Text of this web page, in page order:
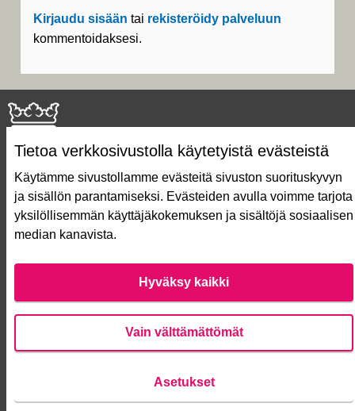
Tietoa verkkosivustolla käytetyistä evästeistä
Käytämme sivustollamme evästeitä sivuston suorituskyvyn
ja sisällön parantamiseksi. Evästeiden avulla voimme tarjota
yksilöllisemmän käyttäjäkokemuksen ja sisältöjä sosiaalisen
median kanavista.
Hyväksy kaikki
Vain välttämättömät
Asetukset
Kirjaudu sisään tai rekisteröidy palveluun
kommentoidaksesi.
Näin äänestät Asukasbudjetissa
Asukasbudjetin vaiheet
Usein kysytyt kysymykset
Saavutettavuusseloste
Lataa avoimet datatiedostot
Evästeasetukset